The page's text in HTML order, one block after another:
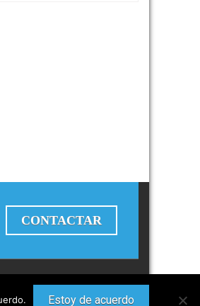
CONTACTAR
Estoy de acuerdo